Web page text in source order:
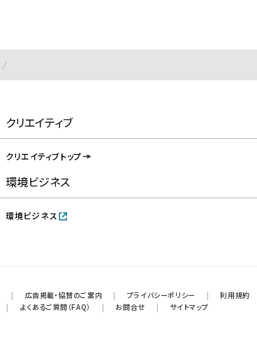
クリエイティブ
クリエイティブトップ
環境ビジネス
環境ビジネス
| 広告掲載・協賛のご案内 | プライバシーポリシー |
利用規約
| よくあるご質問（FAQ） | お問合せ | サイトマップ